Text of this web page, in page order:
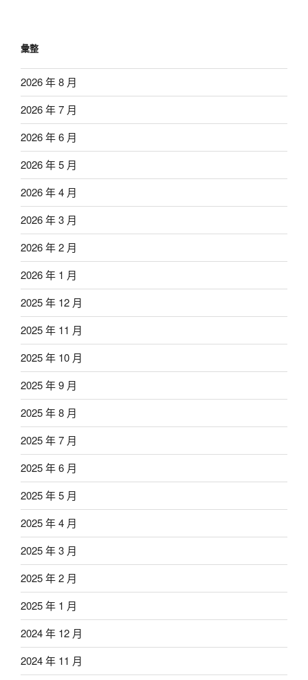
彙整
2026 年 8 月
2026 年 7 月
2026 年 6 月
2026 年 5 月
2026 年 4 月
2026 年 3 月
2026 年 2 月
2026 年 1 月
2025 年 12 月
2025 年 11 月
2025 年 10 月
2025 年 9 月
2025 年 8 月
2025 年 7 月
2025 年 6 月
2025 年 5 月
2025 年 4 月
2025 年 3 月
2025 年 2 月
2025 年 1 月
2024 年 12 月
2024 年 11 月